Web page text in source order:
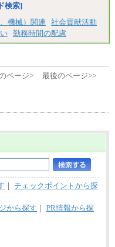
検索]
機械）関連
社会貢献活動
勤務時間の配慮
ページ> 最後のページ>>
｜ チェックポイントから探
から探す ｜ PR情報から探